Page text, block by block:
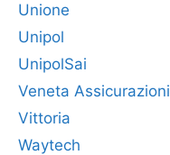
Unione
Unipol
UnipolSai
Veneta Assicurazioni
Vittoria
Waytech